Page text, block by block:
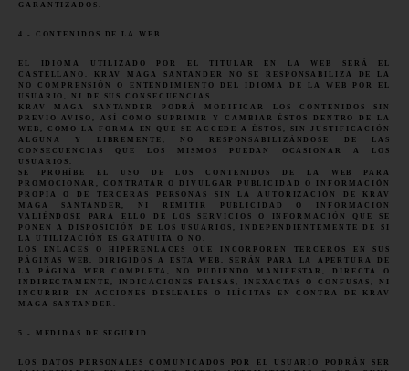
GARANTIZADOS.
4.- CONTENIDOS DE LA WEB
EL IDIOMA UTILIZADO POR EL TITULAR EN LA WEB SERÁ EL
CASTELLANO. KRAV MAGA SANTANDER NO SE RESPONSABILIZA DE LA
NO COMPRENSIÓN O ENTENDIMIENTO DEL IDIOMA DE LA WEB POR EL
USUARIO, NI DE SUS CONSECUENCIAS.
KRAV MAGA SANTANDER PODRÁ MODIFICAR LOS CONTENIDOS SIN
PREVIO AVISO, ASÍ COMO SUPRIMIR Y CAMBIAR ÉSTOS DENTRO DE LA
WEB, COMO LA FORMA EN QUE SE ACCEDE A ÉSTOS, SIN JUSTIFICACIÓN
ALGUNA Y LIBREMENTE, NO RESPONSABILIZÁNDOSE DE LAS
CONSECUENCIAS QUE LOS MISMOS PUEDAN OCASIONAR A LOS
USUARIOS.
SE PROHÍBE EL USO DE LOS CONTENIDOS DE LA WEB PARA
PROMOCIONAR, CONTRATAR O DIVULGAR PUBLICIDAD O INFORMACIÓN
PROPIA O DE TERCERAS PERSONAS SIN LA AUTORIZACIÓN DE KRAV
MAGA SANTANDER, NI REMITIR PUBLICIDAD O INFORMACIÓN
VALIÉNDOSE PARA ELLO DE LOS SERVICIOS O INFORMACIÓN QUE SE
PONEN A DISPOSICIÓN DE LOS USUARIOS, INDEPENDIENTEMENTE DE SI
LA UTILIZACIÓN ES GRATUITA O NO.
LOS ENLACES O HIPERENLACES QUE INCORPOREN TERCEROS EN SUS
PÁGINAS WEB, DIRIGIDOS A ESTA WEB, SERÁN PARA LA APERTURA DE
LA PÁGINA WEB COMPLETA, NO PUDIENDO MANIFESTAR, DIRECTA O
INDIRECTAMENTE, INDICACIONES FALSAS, INEXACTAS O CONFUSAS, NI
INCURRIR EN ACCIONES DESLEALES O ILÍCITAS EN CONTRA DE KRAV
MAGA SANTANDER.
5.- MEDIDAS DE SEGURID
LOS DATOS PERSONALES COMUNICADOS POR EL USUARIO PODRÁN SER